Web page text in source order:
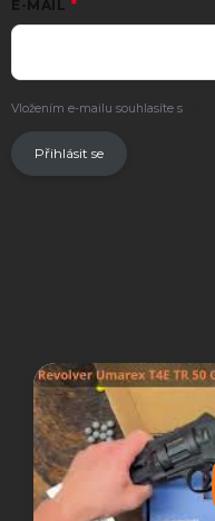
E-MAIL
Vložením e-mailu souhlasíte s
Přihlásit se